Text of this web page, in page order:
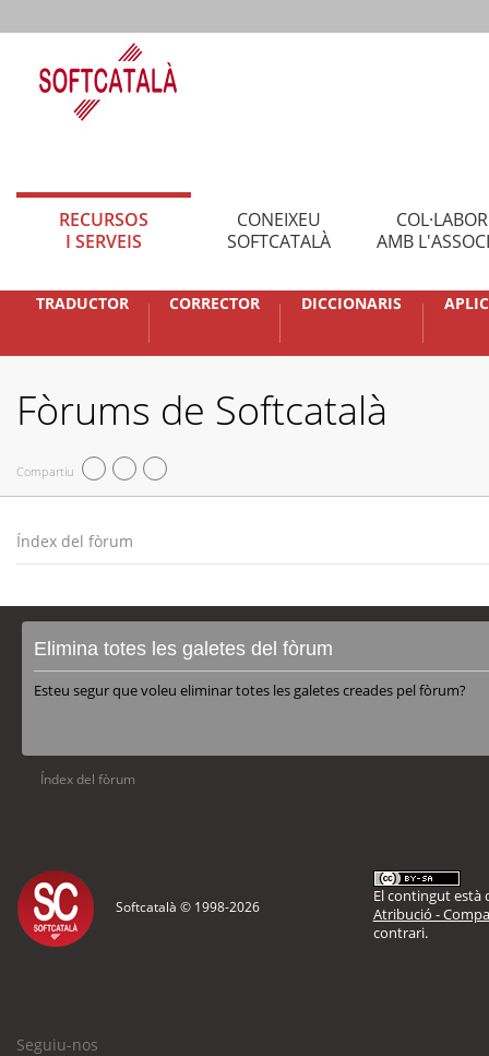
RECURSOS
I SERVEIS
CONEIXEU
SOFTCATALÀ
AMB
TRADUCTOR CORRECTOR DICCIONARIS
Fòrums de Softcatalà
Compartiu
Índex del fòrum
Elimina totes les galetes del fòrum
Esteu segur que voleu eliminar totes les galetes creades pel fòrum?
Índex del fòrum
Softcatalà © 1998-2026
El contingut està
Atribució -
contrari.
Seguiu-nos